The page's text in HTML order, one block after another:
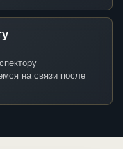
на связи после